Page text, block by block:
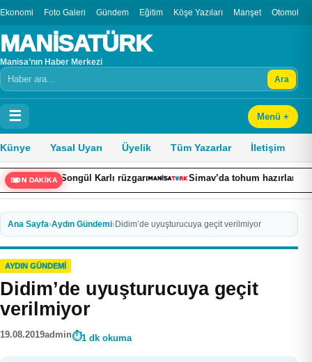
Ekonomi Foto Galeri Gündem Eğitim Köşe Yazıları Manşet Otomobil
MANİSATÜRK
Manisa’nın Haber Merkezi
Arama Ara
☰ Menü +
Künye Yasal Uyarı Üyelik Tüm Yazarlar İletişim
SON DAKİKA
Karlı rüzgarı Simav’da tohum hazırlama makineleri
Ana Sayfa›Aydın Gündemi›Didim’de uyuşturucuya geçit verilmiyor
AYDIN GÜNDEMI
Didim’de uyuşturucuya geçit
verilmiyor
19.08.2019admin 1 dk okuma